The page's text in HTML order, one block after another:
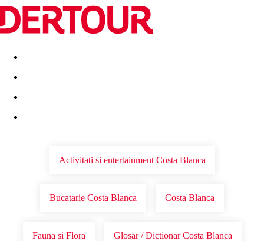
Destinatii Vacanta perfecta OFERTE DE NERATAT
Activitati si entertainment Costa Blanca
Bucatarie Costa Blanca Costa Blanca
Fauna si Flora Glosar / Dictionar Costa Blanca